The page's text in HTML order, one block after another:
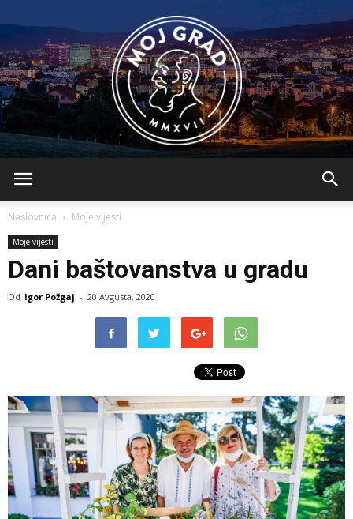
Naslovnica Moje vijesti
Moje vijesti
Dani baštovanstva u gradu
Od Igor Požgaj - 20 Avgusta, 2020